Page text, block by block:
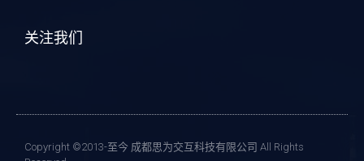
关注我们
Copyright ©2013-至今 成都思为交互科技有限公司 All Rights